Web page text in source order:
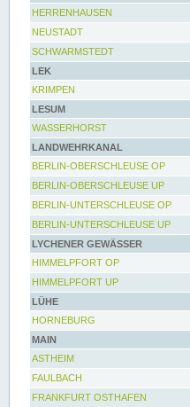
HERRENHAUSEN
NEUSTADT
SCHWARMSTEDT
LEK
KRIMPEN
LESUM
WASSERHORST
LANDWEHRKANAL
BERLIN-OBERSCHLEUSE OP
BERLIN-OBERSCHLEUSE UP
BERLIN-UNTERSCHLEUSE OP
BERLIN-UNTERSCHLEUSE UP
LYCHENER GEWÄSSER
HIMMELPFORT OP
HIMMELPFORT UP
LÜHE
HORNEBURG
MAIN
ASTHEIM
FAULBACH
FRANKFURT OSTHAFEN